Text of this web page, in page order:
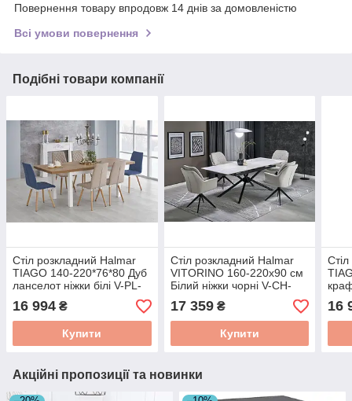
Повернення товару впродовж 14 днів за домовленістю
Всі умови повернення
Подібні товари компанії
Стіл розкладний Halmar
TIAGO 140-220*76*80 Дуб
ланселот ніжки білі V-PL-
TIAGO-ST-
LANCELOT/BIAŁY
16 994 ₴
Купити
Стіл розкладний Halmar
VITORINO 160-220x90 см
Білий ніжки чорні V-CH-
VITORINO-ST-BIAŁY
17 359₴
Купити
16
Акційні пропозиції та новинки